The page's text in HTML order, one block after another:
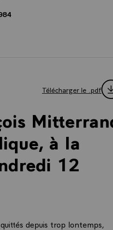
Télécharger le .pdf
à la
12
depuis trop lontemps,